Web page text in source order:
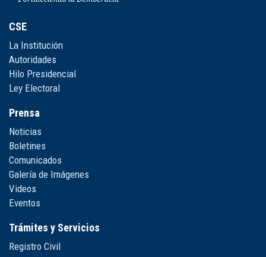
CSE
La Institución
Autoridades
Hilo Presidencial
Ley Electoral
Prensa
Noticias
Boletines
Comunicados
Galería de Imágenes
Videos
Eventos
Trámites y Servicios
Registro Civil